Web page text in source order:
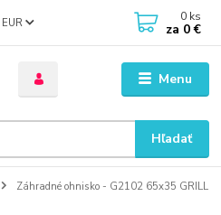
Menu
EUR
Hľadať
0 ks
za 0 €
Záhradné ohnisko - G2102 65x35 GRILL